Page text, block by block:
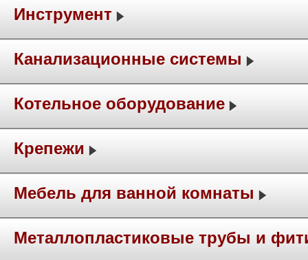
Инструмент
Канализационные системы
Котельное оборудование
Крепежи
Мебель для ванной комнаты
Металлопластиковые трубы и